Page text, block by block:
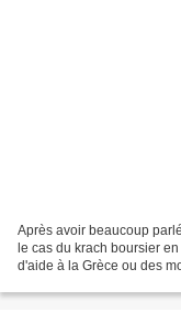
Après avoir beaucoup
le cas du krach boursier
d'aide à la Grèce ou des